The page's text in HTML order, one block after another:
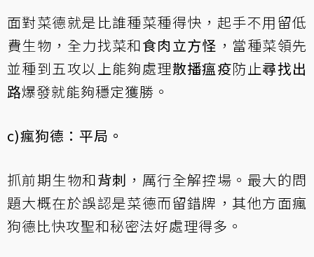
面對菜德就是比誰種菜種得快，起手不用留低
費生物，全力找菜和食肉立方怪 ，當種菜領先
並種到五攻以上能夠處理散播瘟疫防止尋找出
路爆發就能夠穩定獲勝。
c)瘋狗德：平局。
抓前期生物和背刺 ，厲行全解控場。最大的問
題大概在於誤認是菜德而留錯牌，其他方面瘋
狗德比快攻聖和秘密法好處理得多。